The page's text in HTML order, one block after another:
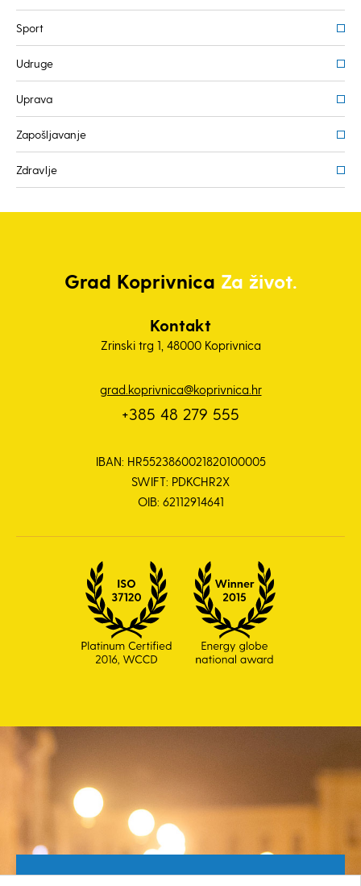
Sport
Udruge
Uprava
Zapošljavanje
Zdravlje
Grad Koprivnica Za život.
Kontakt
Zrinski trg 1, 48000 Koprivnica
grad.koprivnica@koprivnica.hr
+385 48 279 555
IBAN: HR5523860021820100005
SWIFT: PDKCHR2X
OIB: 62112914641